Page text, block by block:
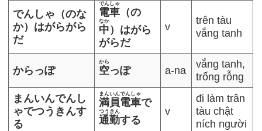
でんしゃ（のな
か）はがらがら
だ
電車
でんしゃ
（の
中
なか
）はがら
がらだ
v
trên tàu
vắng tanh
からっぽ 空
から
っぽ a-na
vắng tanh,
trống rỗng
まんいんでんし
ゃでつうきんす
る
満員電車
まんいんでんしゃ
で
通勤
つうきん
する
v
đi làm trân
tàu chật
ních người